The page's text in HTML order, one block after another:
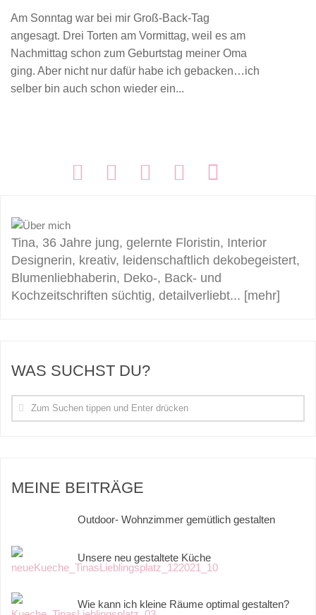
Am Sonntag war bei mir Groß-Back-Tag
angesagt. Drei Torten am Vormittag, weil es am
Nachmittag schon zum Geburtstag meiner Oma
ging. Aber nicht nur dafür habe ich gebacken…ich
selber bin auch schon wieder ein...
Tina, 36 Jahre jung, gelernte Floristin, Interior
Designerin, kreativ, leidenschaftlich dekobegeistert,
Blumenliebhaberin, Deko-, Back- und
Kochzeitschriften süchtig, detailverliebt... [mehr]
WAS SUCHST DU?
MEINE BEITRÄGE
Outdoor- Wohnzimmer gemütlich gestalten
Unsere neu gestaltete Küche
Wie kann ich kleine Räume optimal gestalten?